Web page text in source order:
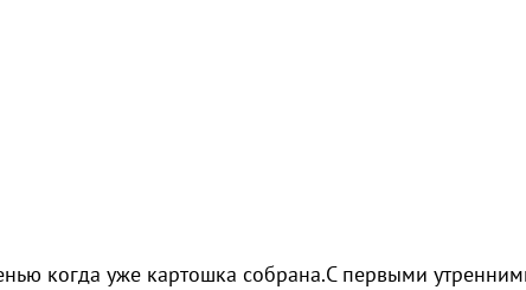
когда уже картошка собрана.С первыми